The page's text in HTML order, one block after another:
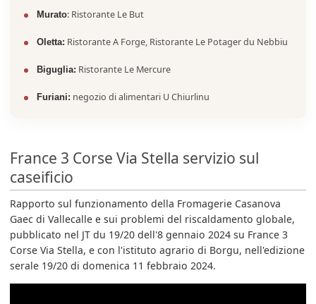
Murato: Ristorante Le But
Oletta: Ristorante A Forge, Ristorante Le Potager du Nebbiu
Biguglia: Ristorante Le Mercure
Furiani: negozio di alimentari U Chiurlinu
France 3 Corse Via Stella servizio sul
caseificio
Rapporto sul funzionamento della Fromagerie Casanova
Gaec di Vallecalle e sui problemi del riscaldamento globale,
pubblicato nel JT du 19/20 dell'8 gennaio 2024 su France 3
Corse Via Stella, e con l'istituto agrario di Borgu, nell'edizione
serale 19/20 di domenica 11 febbraio 2024.